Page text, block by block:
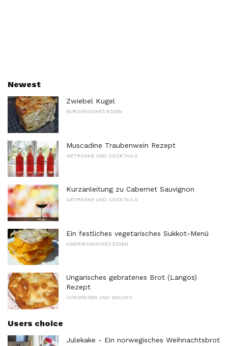
Newest
Zwiebel Kugel
EUROPÄISCHES ESSEN
Muscadine Traubenwein Rezept
GETRÄNKE UND COCKTAILS
Kurzanleitung zu Cabernet Sauvignon
GETRÄNKE UND COCKTAILS
Ein festliches vegetarisches Sukkot-Menü
AMERIKANISCHES ESSEN
Ungarisches gebratenes Brot (Langos)
Rezept
VORSPEISEN UND SNACKS
Users choice
Julekake - Ein norwegisches Weihnachtsbrot